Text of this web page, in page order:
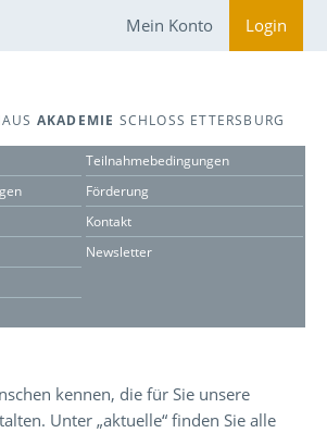
Mein Konto Login
AKADEMIE SCHLOSS ETTERSBURG
Teilnahmebedingungen
Förderung
Kontakt
Newsletter
kennen, die für Sie unsere
Unter „aktuelle“ finden Sie alle